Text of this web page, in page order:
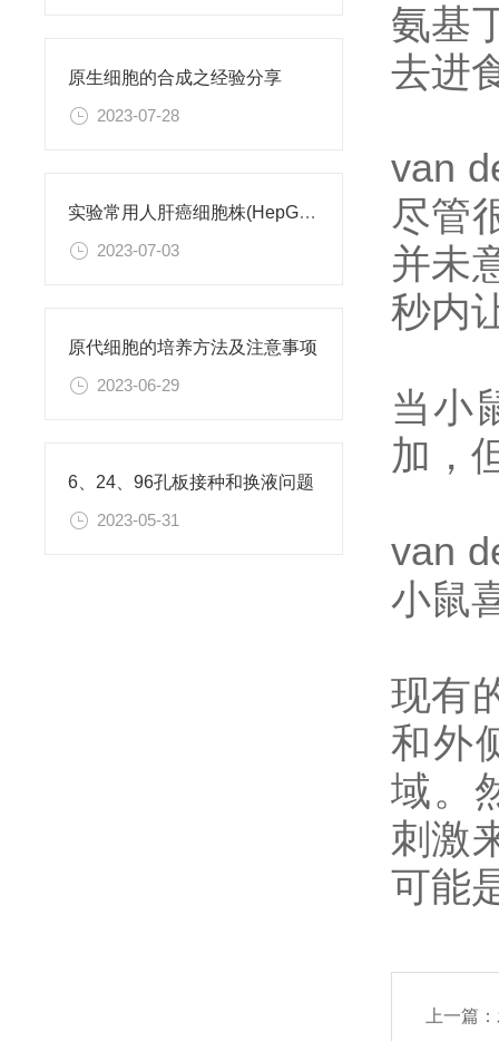
原生细胞的合成之经验分享
2023-07-28
实验常用人肝癌细胞株(HepG2/Hep3B,HuH-7,MHCC97H,PLC/PRF/5)怎么选？
2023-07-03
原代细胞的培养方法及注意事项
2023-06-29
6、24、96孔板接种和换液问题
2023-05-31
氨基
去进
van
尽管
并未
秒内
当小
加，
van
小鼠
现有
和外
域。
刺激
可能
上一篇：